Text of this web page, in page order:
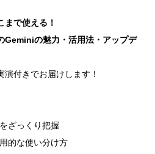
まで使える！
Geminiの魅力・活用法・アップデ
付きでお届けします！
ざっくり把握
的な使い分け方